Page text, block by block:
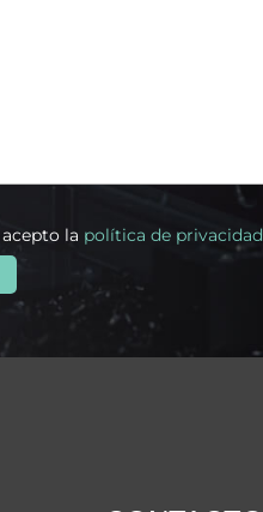
la política de privacidad